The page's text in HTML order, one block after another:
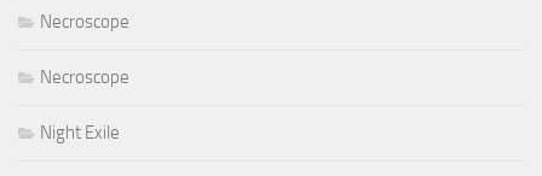
Necroscope
Necroscope
Night Exile